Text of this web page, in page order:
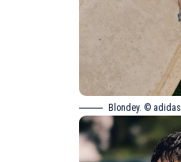
Blondey. © adidas